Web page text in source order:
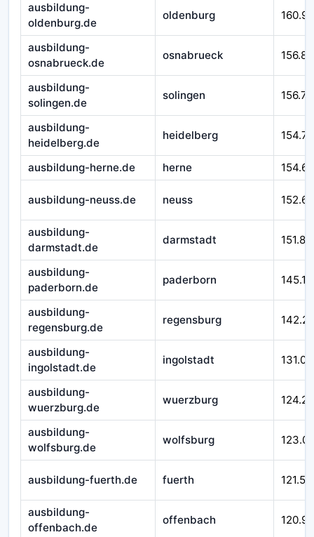
ausbildung-
oldenburg.de
oldenburg
ausbildung-
osnabrueck.de
osnabrueck
ausbildung-
solingen.de
solingen
ausbildung-
heidelberg.de
heidelberg
ausbildung-herne.de herne
ausbildung-neuss.de neuss
ausbildung-
darmstadt.de
darmstadt
ausbildung-
paderborn.de
paderborn
ausbildung-
regensburg.de
regensburg
ausbildung-
ingolstadt.de
ingolstadt
ausbildung-
wuerzburg.de
wuerzburg
ausbildung-
wolfsburg.de
wolfsburg
ausbildung-fuerth.de fuerth
ausbildung-
offenbach.de
offenbach